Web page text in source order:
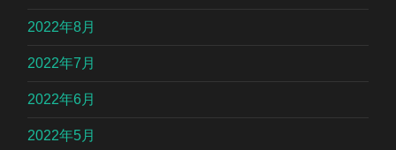
2022年8月
2022年7月
2022年6月
2022年5月